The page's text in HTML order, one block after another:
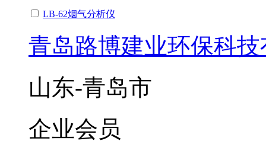
LB-62烟气分析仪
青岛路博建业环保科
山东-青岛市
企业会员